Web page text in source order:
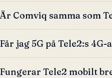
Är Comviq samma som
Får jag 5G på Tele2:s
Fungerar Tele2 mobilt